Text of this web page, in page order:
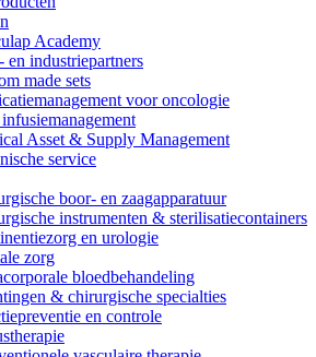
je zoekt. Bekijk hier het complete
goede nierzorg krijgen.
Neem contact met ons op.
Academy
en industriepartners
made sets
voor oncologie
Asset & Supply Management
service
boor- en zaagapparatuur
instrumenten & sterilisatiecontainers
en urologie
zorg
bloedbehandeling
& chirurgische specialties
en controle